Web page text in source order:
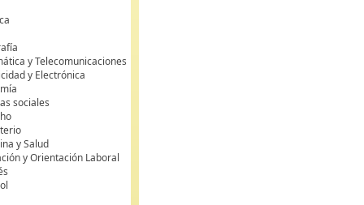
y Telecomunicaciones
y Electrónica
sociales
y Salud
y Orientación Laboral